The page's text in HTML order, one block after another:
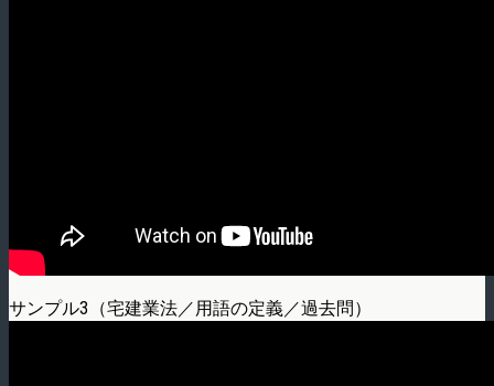
サンプル3（宅建業法／用語の定義／過去問）